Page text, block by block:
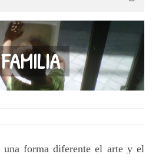
una forma diferente el arte y el